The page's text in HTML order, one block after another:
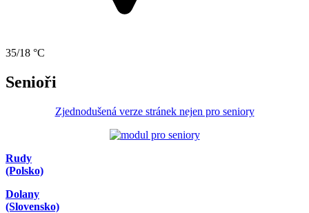
35/18 °C
Senioři
Zjednodušená verze stránek nejen pro seniory
Rudy
(Polsko)
Dolany
(Slovensko)